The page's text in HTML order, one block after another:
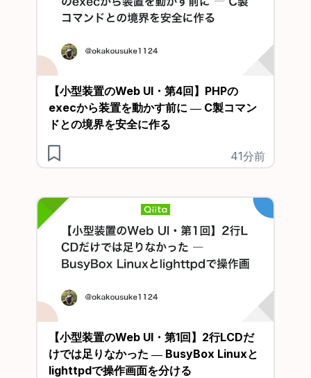
【小型装置のWeb UI・第4回】PHPの
execから装置を動かす前に ― C製コマン
ドとの境界を安全に作る
41分前
【小型装置のWeb UI・第1回】2行LCDだ
けでは足りなかった ― BusyBox Linuxと
lighttpdで操作画面を分ける